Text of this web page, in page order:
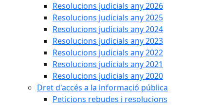
Resolucions judicials any 2026
Resolucions judicials any 2025
Resolucions judicials any 2024
Resolucions judicials any 2023
Resolucions judicials any 2022
Resolucions judicials any 2021
Resolucions judicials any 2020
Dret d'accés a la informació pública
Peticions rebudes i resolucions